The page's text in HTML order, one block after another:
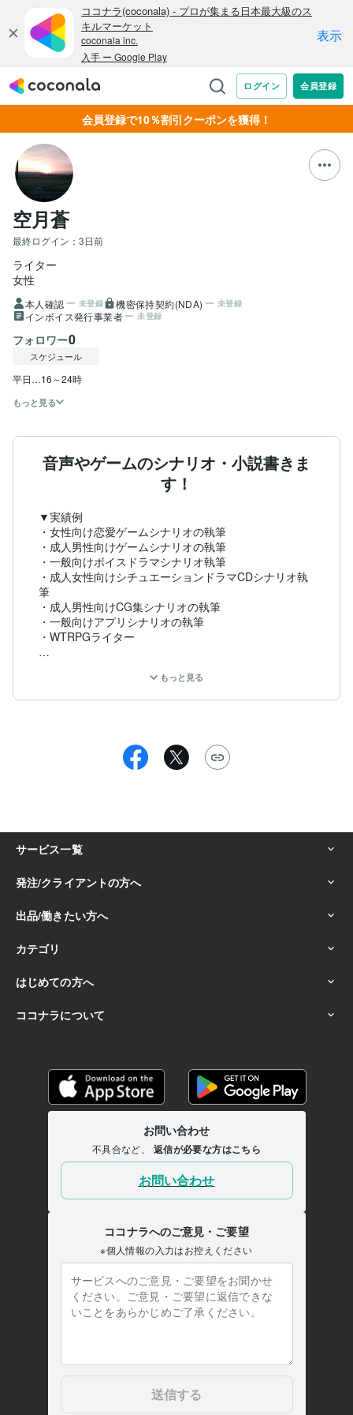
会員登録で10％割引クーポンを獲得！
空月蒼
最終ログイン： 3日前
ライター
女性
本人確認 未登録 機密保持契約(NDA) 未登録
インボイス発行事業者 未登録
フォロワー0
スケジュール
平日…16～24時
もっと見る
音声やゲームのシナリオ・小説書きま
す！
▼実績例
・女性向け恋愛ゲームシナリオの執筆
・成人男性向けゲームシナリオの執筆
・一般向けボイスドラマシナリオ執筆
・成人女性向けシチュエーションドラマCDシナリオ執
筆
・成人男性向けCG集シナリオの執筆
・一般向けアプリシナリオの執筆
・WTRPGライター
※守秘義務の都合上、詳しく記載できない実績もござい
っていただけましたらお気軽にご連絡ください。
が、できる限り柔軟にご対応させていただきます。急ぎ
の案件等もお気軽にご相談ください。
信を心がけますが、急ぎの仕事が入っている場合はお時
間をいただくこともございます。
ご了承いただければ幸いです。
ジャンルなどによって変化はありますが、5000字以上/
▼好きなもの
・少女向け小説
もっと見る